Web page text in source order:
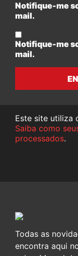
Notifique-me
mail.
Notifique-me
mail.
Este site utiliza
Saiba como
processados.
Todas as
encontra aqui